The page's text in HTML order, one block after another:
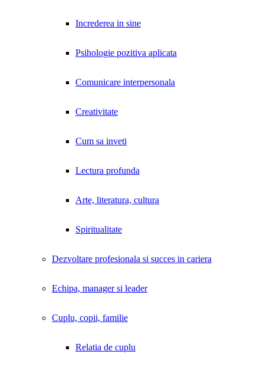
Increderea in sine
Psihologie pozitiva aplicata
Comunicare interpersonala
Creativitate
Cum sa inveti
Lectura profunda
Arte, literatura, cultura
Spiritualitate
Dezvoltare profesionala si succes in cariera
Echipa, manager si leader
Cuplu, copii, familie
Relatia de cuplu